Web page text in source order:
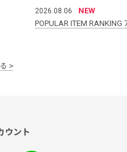
2026.08.06
NEW
POPULAR ITEM
ウント